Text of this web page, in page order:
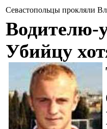
Севастопольцы прокляли
Убийцу